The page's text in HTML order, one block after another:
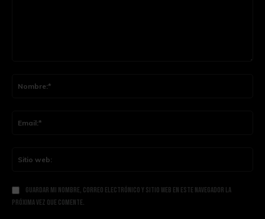
Guardar mi nombre, correo electrónico y sitio web en este navegador la
próxima vez que comente.